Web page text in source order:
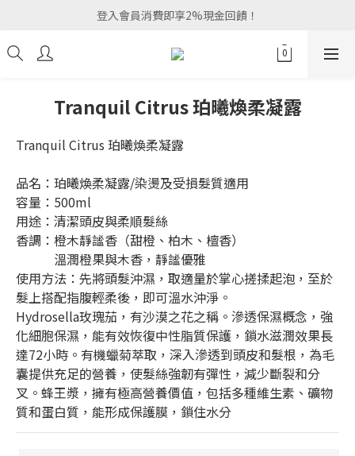
登入會員消費即享2%現金回饋！
Tranquil Citrus 珀曦煥柔凝露
Tranquil Citrus 珀曦煥柔凝露
品名：珀曦煥柔凝露/染燙及受損髮質適用
容量：500ml
用途：清潔頭皮與柔順髮絲
香調：橙木靜謐香（甜橙、柏木、檀香）
            溫潤橙果與木香，靜謐優雅
使用方法：先將頭髮沖濕，取適量於掌心搓揉起泡，至於
髮上搭配指腹輕柔後，即可溫水沖淨。
Hydrosella玫瑰茄，有沙漠之花之稱。滲透保濕概念，強
化細胞保濕，能有效恢復中性脂質保護，鎖水滋潤效果長
達72小時。有機蠟菊萃取，深入滲透到頭皮和髮根，為毛
囊提供充足的營養，使髮絲強韌有彈性，減少斷裂和分
叉。蜂王漿，擁有極高營養價值，包括多種維生素、礦物
質和蛋白質，能形成保護膜，鎖住水分